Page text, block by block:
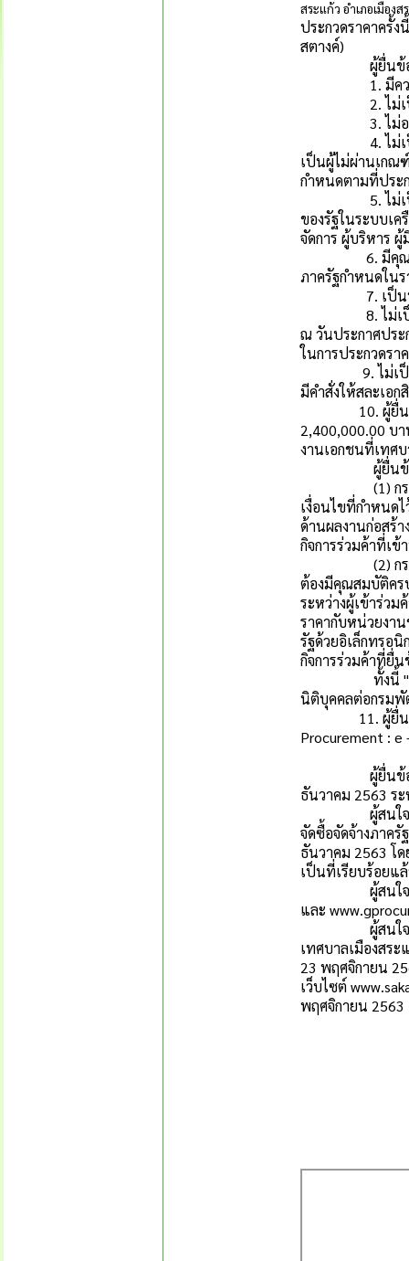
สระแก้ว อำเภอเมือง
ประกวดราคาครั้
สตางค์)
ผู้ยื่นข้
1. มีความส
2. ไม่เป็นบุ
3. ไม่อยู่ระ
4. ไม่เป็นบุคค
เป็นผู้ไม่ผ่านเกณ
กำหนดตามที่ประ
5. ไม่เป็นบุคค
ของรัฐในระบบเ
จัดการ ผู้บริหาร
6. มีคุณสมบัติแ
ภาครัฐกำหนดใน
7. เป็นนิติบุคค
8. ไม่เป็นผู้มีผ
ณ วันประกาศประ
ในการประกวดรา
9. ไม่เป็นผู้ได้
มีคำสั่งให้สละเอ
10. ผู้ยื่นข้อเสน
2,400,000.00 บ
งานเอกชนที่เทศ
ผู้ยื่นข้อเสนอ
(1) กรณีที่กิจก
เงื่อนไขที่กำหนด
ด้านผลงานก่อสร้า
กิจการร่วมค้าที่เข้
(2) กรณีที่กิจก
ต้องมีคุณสมบัติคร
ระหว่างผู้เข้าร่ว
ราคากับหน่วยงา
รัฐด้วยอิเล็กทรอนิ
กิจการร่วมค้าที่ยื่น
ทั้งนี้ "กิจการร่
นิติบุคคลต่อกรมพั
11. ผู้ยื่นข้อเส
Procurement :
ผู้ยื่นข้อเสนอต้
ธันวาคม 2563 ร
ผู้สนใจสามาร
จัดซื้อจัดจ้างภาค
ธันวาคม 2563 โ
เป็นที่เรียบร้อยแ
ผู้สนใจสามา
และ
ผู้สนใจต้องกา
เทศบาลเมืองสร
23 พฤศจิกายน
เว็บไซต์
พฤศจิกายน 2563